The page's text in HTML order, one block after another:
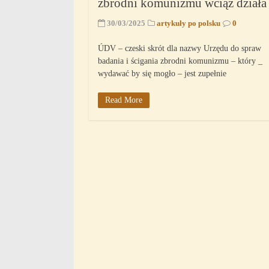
zbrodni komunizmu wciąż działa
30/03/2025 artykuły po polsku 0
ÚDV – czeski skrót dla nazwy Urzędu do spraw
badania i ścigania zbrodni komunizmu – który _
wydawać by się mogło – jest zupełnie
Read More